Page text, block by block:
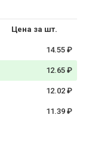
Цена за шт.
14.55 ₽
12.65 ₽
12.02 ₽
11.39 ₽